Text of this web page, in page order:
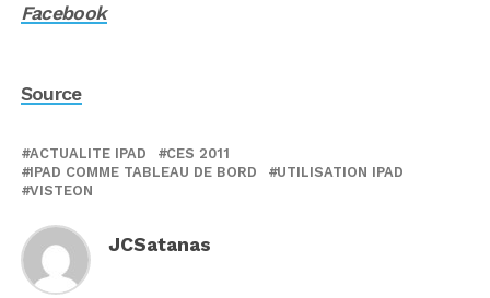
Facebook
Source
ACTUALITE IPAD
CES 2011
IPAD COMME TABLEAU DE BORD
UTILISATION IPAD
VISTEON
JCSatanas